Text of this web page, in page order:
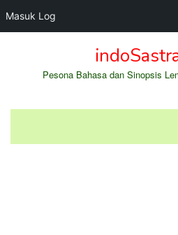
Masuk Log
Pesona Bahasa dan Sinopsis